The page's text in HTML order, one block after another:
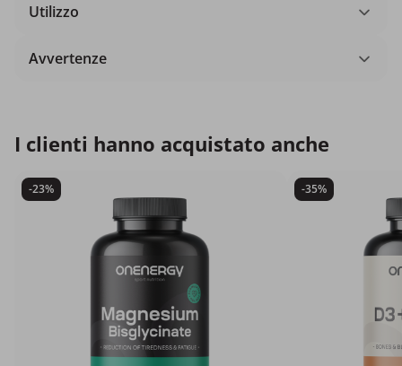
Utilizzo
Avvertenze
I clienti hanno acquistato anche
-23% -35%